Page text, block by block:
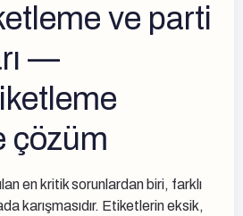
ve parti
—
çözüm
en kritik sorunlardan biri, farklı
karışmasıdır. Etiketlerin eksik,